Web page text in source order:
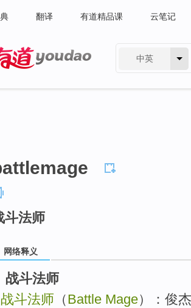
翻译 有道精品课 云笔记
中英
斗法师
网络释义
战斗法师
战斗法师 （Battle Mage）：俊